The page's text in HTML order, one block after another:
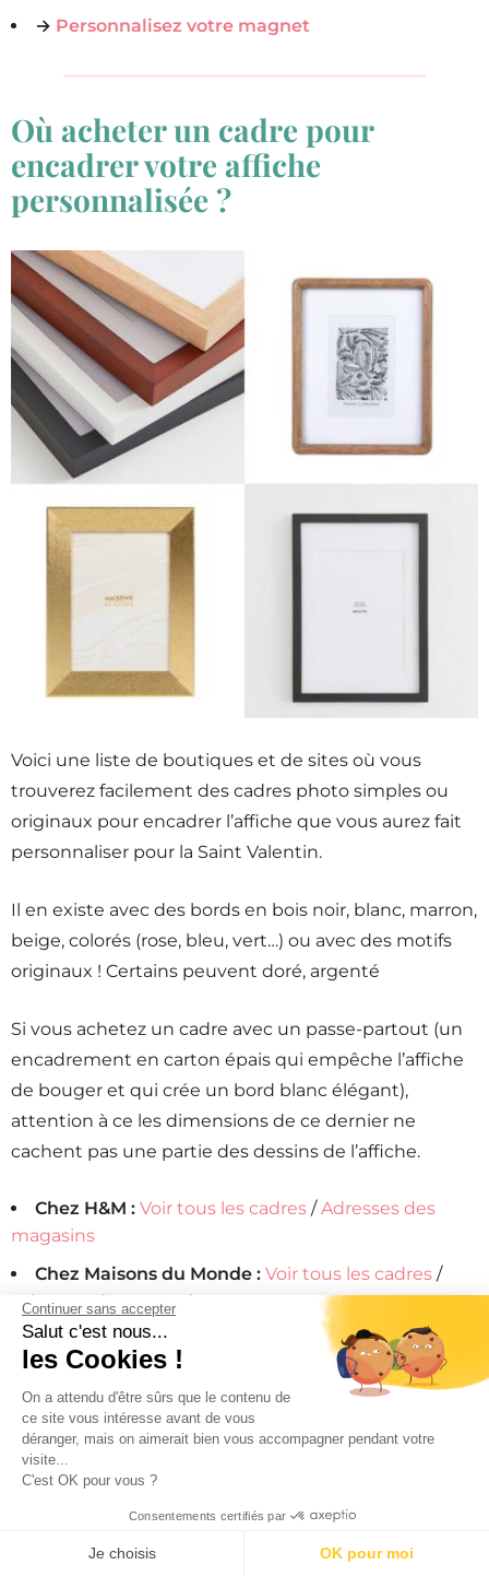
Continuer sans accepter
Salut c'est nous...
les Cookies !
On a attendu d'être sûrs que le contenu de
ce site vous intéresse avant de vous
déranger, mais on aimerait bien vous accompagner pendant votre
visite...
C'est OK pour vous ?
Consentements certifiés par
Je choisis OK pour moi
→ Personnalisez votre magnet
Où acheter un cadre pour
encadrer votre affiche
personnalisée ?
Voici une liste de boutiques et de sites où vous
trouverez facilement des cadres photo simples ou
originaux pour encadrer l’affiche que vous aurez fait
personnaliser pour la Saint Valentin.
Il en existe avec des bords en bois noir, blanc, marron,
beige, colorés (rose, bleu, vert…) ou avec des motifs
originaux ! Certains peuvent doré, argenté
Si vous achetez un cadre avec un passe-partout (un
encadrement en carton épais qui empêche l’affiche
de bouger et qui crée un bord blanc élégant),
attention à ce les dimensions de ce dernier ne
cachent pas une partie des dessins de l’affiche.
Chez H&M : Voir tous les cadres /Adresses des
magasins
Chez Maisons du Monde : Voir tous les cadres /
Adresses des magasins
Chez Hema : Voir tous les cadres /Adresses des
magasins
5/5 - (11 votes)
PARTAGEZ CE BON PLAN